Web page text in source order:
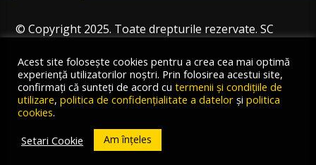
© Copyright 2025. Toate drepturile rezervate. SC
Acest site folosește cookies pentru a crea cea mai optimă
experiență utilizatorilor noștri. Prin folosirea acestui site,
confirmați că sunteți de acord cu termenii și condițiile de
utilizare, politica de confidențialitate a datelor și politica
cookies.
Setari Cookie
Am înțeles